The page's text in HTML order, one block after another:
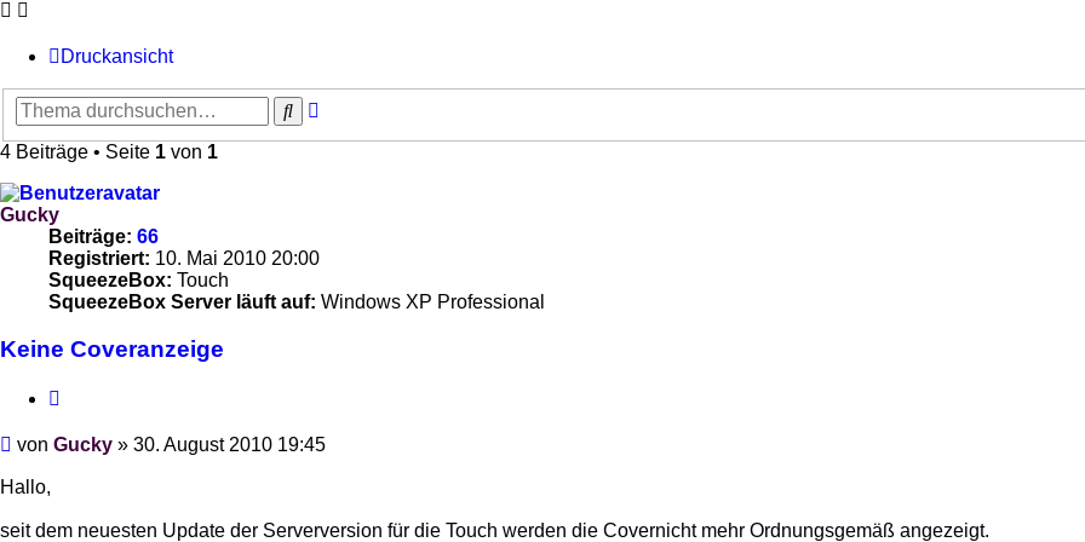
Druckansicht
Suche
4 Beiträge • Seite 1 von 1
Gucky
Beiträge: 66
Registriert: 10. Mai 2010 20:00
SqueezeBox: Touch
SqueezeBox Server läuft auf: Windows XP Professional
Keine Coveranzeige
Beitrag
von Gucky » 30. August 2010 19:45
Hallo,
seit dem neuesten Update der Serverversion für die Touch werden die Covernicht mehr Ordnungsgemäß angezeigt.